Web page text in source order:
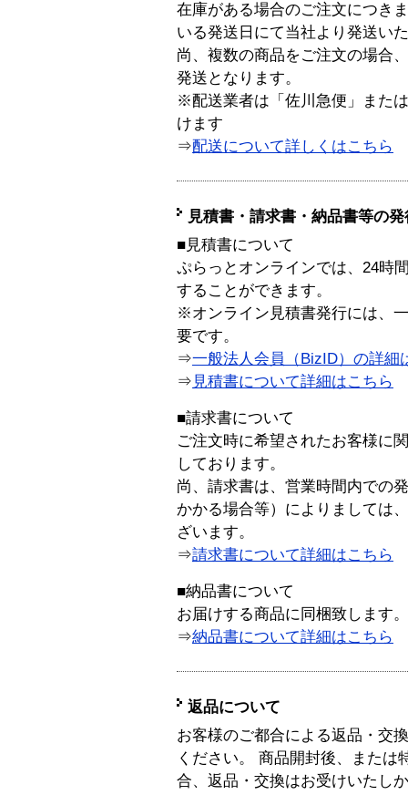
在庫がある場合のご注文につき
いる発送日にて当社より発送い
尚、複数の商品をご注文の場合
発送となります。
※配送業者は「佐川急便」また
けます
⇒配送について詳しくはこちら
見積書・請求書・納品書等の
■見積書について
ぷらっとオンラインでは、24時
することができます。
※オンライン見積書発行には、
要です。
⇒一般法人会員（BizID）の詳細
⇒ 見積書について詳細はこちら
■請求書について
ご注文時に希望されたお客様に
しております。
尚、請求書は、営業時間内での
かかる場合等）によりましては
ざいます。
⇒請求書について詳細はこちら
■納品書について
お届けする商品に同梱致します。
⇒納品書について詳細はこちら
返品について
お客様のご都合による返品・交
ください。 商品開封後、または
合、返品・交換はお受けいたし